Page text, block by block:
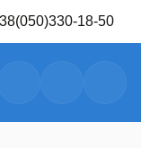
(050)330-18-50